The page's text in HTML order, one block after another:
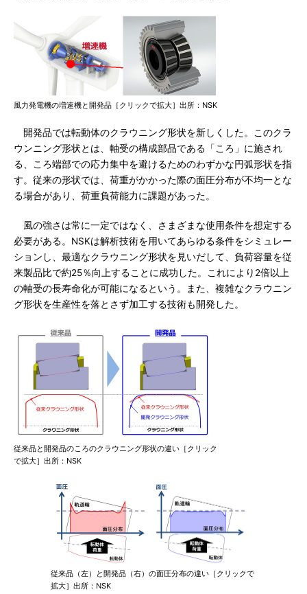
風力発電機の増速機と開発品［クリックで拡大］出所：NSK
開発品では転動体のクラウニング形状を新しくした。このクラ
ウンニング形状とは、軸受の構成部品である「ころ」に施され
る、ころ端部での応力集中を避けるためのわずかな円弧形状を指
す。従来の形状では、荷重がかかった際の面圧分布が不均一とな
る場合があり、荷重負荷能力に課題があった。
風の強さは常に一定ではなく、さまざまな使用条件を想定する
必要がある。NSKは解析技術を用いてあらゆる条件をシミュレー
ションし、最適なクラウニング形状を見いだして、負荷容量を従
来製品比で約25％向上することに成功した。これにより2倍以上
の軸受の長寿命化が可能になるという。また、複雑なクラウニン
グ形状を生産性を落とさず加工する技術も開発した。
従来品と開発品のころのクラウニング形状の違い［クリック
で拡大］出所：NSK
従来品（左）と開発品（右）の面圧分布の違い［クリックで
拡大］出所：NSK